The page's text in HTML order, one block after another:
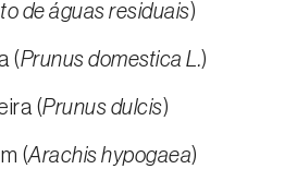
de águas residuais)
(Prunus domestica L.)
(Prunus dulcis)
(Arachis hypogaea)